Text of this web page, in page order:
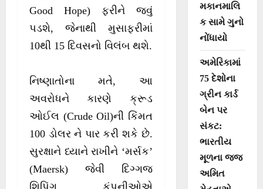
Good Hope) ફરીને જવું
પડશે, જેનાથી મુસાફરીમાં
10થી 15 દિવસનો વિલંબ થશે.
નિષ્ણાતોના મતે, આ
અવરોધને કારણે ક્રૂડ
ઓઈલ (Crude Oil)ની કિંમત
100 ડોલર ને પાર કરી શકે છે.
સુરક્ષાને ધ્યાને રાખીને ‘મર્સક’
(Maersk) જેવી દિગ્ગજ
મકાનમાલિ
ક સામે ગુનો
નોંધાયો
અમેરિકામાં
75 દેશોના
ગ્રીન કાર્ડ
બેન પર
સંકટ:
ભારતીય
મૂળના જજ
અમિત